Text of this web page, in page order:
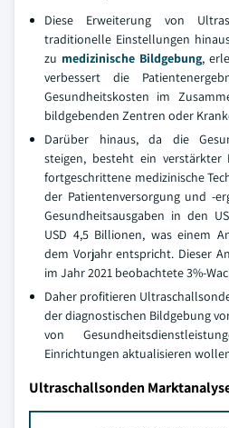
Diese Erweiterung von
traditionelle Einstellungen
zu medizinische Bildgebung,
verbessert die
Gesundheitskosten im
bildgebenden Zentren oder
Darüber hinaus, da die
steigen, besteht ein
fortgeschrittene medizinische
der Patientenversorgung und -
Gesundheitsausgaben in den
USD 4,5 Billionen, was einem
dem Vorjahr entspricht. Dieser
im Jahr 2021 beobachtete 3%-
Daher profitieren
der diagnostischen Bildgebung
von
Einrichtungen aktualisieren
Ultraschallsonden